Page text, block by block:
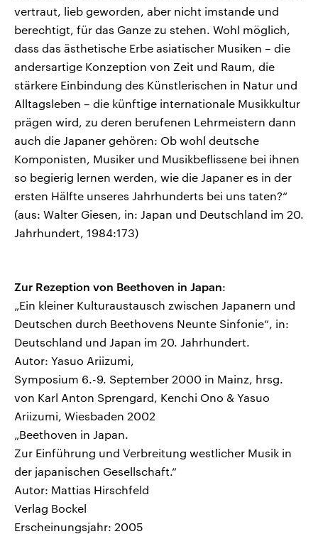
vertraut, lieb geworden, aber nicht imstande und
berechtigt, für das Ganze zu stehen. Wohl möglich,
dass das ästhetische Erbe asiatischer Musiken – die
andersartige Konzeption von Zeit und Raum, die
stärkere Einbindung des Künstlerischen in Natur und
Alltagsleben – die künftige internationale Musikkultur
prägen wird, zu deren berufenen Lehrmeistern dann
auch die Japaner gehören: Ob wohl deutsche
Komponisten, Musiker und Musikbeflissene bei ihnen
so begierig lernen werden, wie die Japaner es in der
ersten Hälfte unseres Jahrhunderts bei uns taten?“
(aus: Walter Giesen, in: Japan und Deutschland im 20.
Jahrhundert, 1984:173)
Zur Rezeption von Beethoven in Japan:
„Ein kleiner Kulturaustausch zwischen Japanern und
Deutschen durch Beethovens Neunte Sinfonie“, in:
Deutschland und Japan im 20. Jahrhundert.
Autor: Yasuo Ariizumi,
Symposium 6.-9. September 2000 in Mainz, hrsg.
von Karl Anton Sprengard, Kenchi Ono & Yasuo
Ariizumi, Wiesbaden 2002
„Beethoven in Japan.
Zur Einführung und Verbreitung westlicher Musik in
der japanischen Gesellschaft.“
Autor: Mattias Hirschfeld
Verlag Bockel
Erscheinungsjahr: 2005